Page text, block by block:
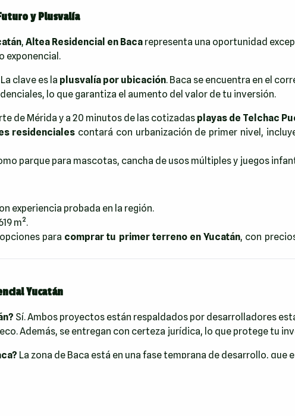
y Plusvalía
, Altea Residencial en Baca representa una oportunidad
exponencial.
La clave es la plusvalía por ubicación. Baca se encuentra en el
lo que garantiza el aumento del valor de tu inversión.
de Mérida y a 20 minutos de las cotizadas playas de Telchac
residenciales contará con urbanización de primer nivel,
parque para mascotas, cancha de usos múltiples y juegos
experiencia probada en la región.
m².
para comprar tu primer terreno en Yucatán, con
Yucatán
Sí. Ambos proyectos están respaldados por desarrolladores
Además, se entregan con certeza jurídica, lo que protege tu
La zona de Baca está en una fase temprana de desarrollo, que